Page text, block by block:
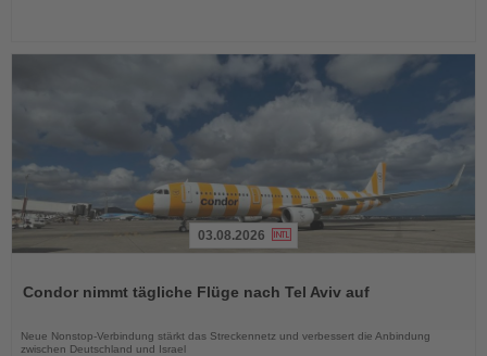
die
03.08.2026
Condor nimmt tägliche Flüge nach Tel Aviv auf
Neue Nonstop-Verbindung stärkt das Streckennetz und verbessert die Anbindung
zwischen Deutschland und Israel